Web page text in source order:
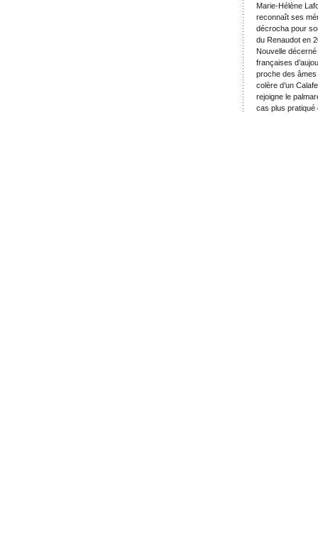
Marie-Hélène
reconnaît ses
décrocha pour
du Renaudot en
Nouvelle
françaises
proche des âmes
colère d’un
rejoigne le
cas plus pratiqué